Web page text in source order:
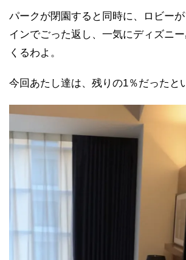
パークが閉園すると同時に、ロビー
インでごった返し、一気にディズニ
くるわよ。
今回あたし達は、残りの1％だったと